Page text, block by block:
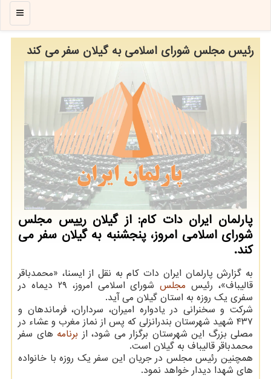
منو
رئیس مجلس شورای اسلامی به گیلان سفر می کند
پارلمان ایران دات کام: از گیلان رییس مجلس
شورای اسلامی امروز، پنجشنبه به گیلان سفر می
کند.
به گزارش پارلمان ایران دات کام به نقل از ایسنا، «محمدباقر
قالیباف»، رئیس مجلس
شورای اسلامی امروز، ۲۹ دیماه در
سفری یک روزه به استان گیلان می آید.
شرکت و سخنرانی در یادواره امیران، سرداران، فرماندهان و
۴۳۷ شهید شهرستان بندرانزلی که پس از نماز مغرب و عشاء در
مصلی بزرگ این شهرستان برگزار می شود، از برنامه های سفر
محمدباقر قالیباف به گیلان است.
همچنین رئیس مجلس در جریان این سفر یک روزه با خانواده
های شهدا دیدار خواهد نمود.